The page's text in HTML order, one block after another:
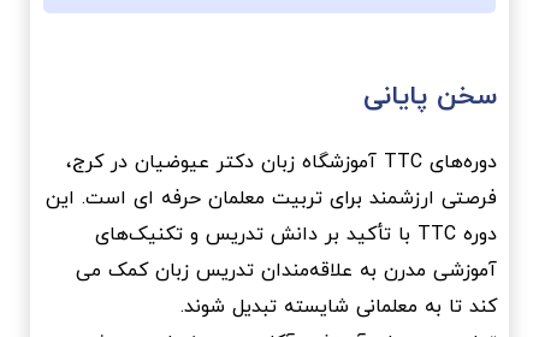
سخن پایانی
دوره‌‌های TTC آموزشگاه زبان دکتر عیوضیان در کرج،
فرصتی ارزشمند برای تربیت معلمان حرفه ‌ای است. این
دوره TTC با تأکید بر دانش تدریس و تکنیک‌های
آموزشی مدرن به علاقه‌‌مندان تدریس زبان کمک می
کند تا به معلمانی شایسته تبدیل شوند.